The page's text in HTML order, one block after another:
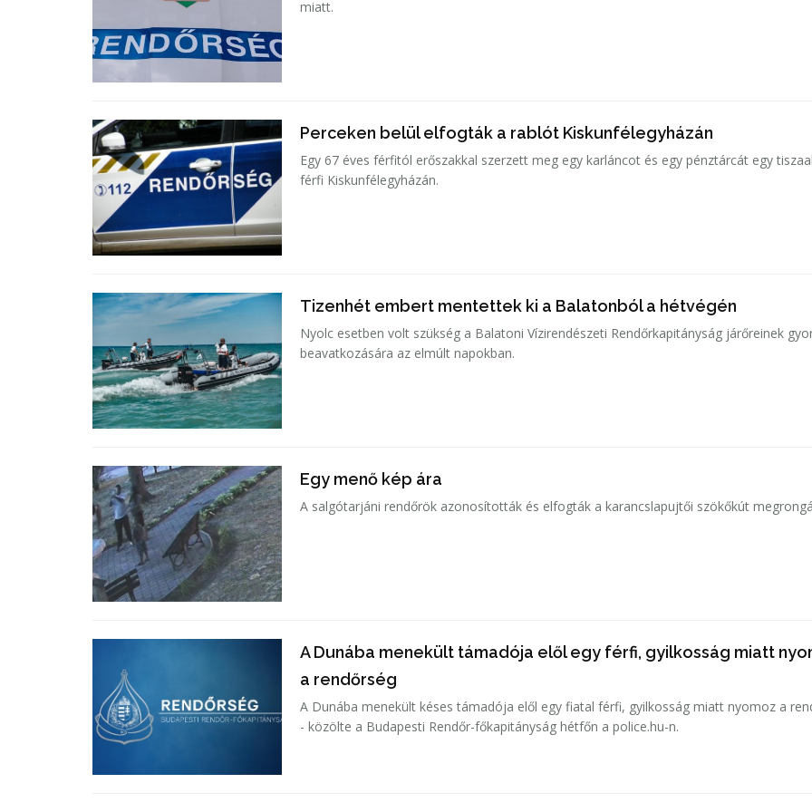
miatt.
Perceken belül elfogták a rablót Kiskunfélegyházán
Egy 67 éves férfitól erőszakkal szerzett meg egy karláncot és egy pénztárcát egy
férfi Kiskunfélegyházán.
Tizenhét embert mentettek ki a Balatonból a hétvégén
Nyolc esetben volt szükség a Balatoni Vízirendészeti Rendőrkapitányság járőreinek
beavatkozására az elmúlt napokban.
Egy menő kép ára
A salgótarjáni rendőrök azonosították és elfogták a karancslapujtői szökőkút
A Dunába menekült támadója elől egy férfi, gyilkosság miatt
a rendőrség
A Dunába menekült késes támadója elől egy fiatal férfi, gyilkosság miatt nyomoz a
- közölte a Budapesti Rendőr-főkapitányság hétfőn a police.hu-n.